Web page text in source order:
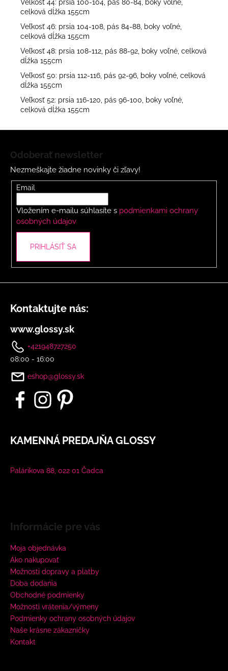
Veľkosť 44: prsia 100-104, pás 80-84, boky voľné,
celková dĺžka 155cm
Veľkosť 46: prsia 104-108, pás 84-88, boky voľné,
celková dĺžka 155cm
Veľkosť 48: prsia 108-112, pás 88-92, boky voľné, celková
dĺžka 155cm
Veľkosť 50: prsia 112-116, pás 92-96, boky voľné, celková
dĺžka 155cm
Veľkosť 52: prsia 116-120, pás 96-100, boky voľné,
celková dĺžka 155cm
Odoberať newsletter
Nezmeškajte žiadne novinky či zľavy!
Email
Vložením e-mailu súhlasíte s podmienkami ochrany
osobných údajov
PRIHLÁSIŤ SA
Kontaktujte nás:
www.glossy.sk
+421948727250
08:00 - 16:00
eshop@glossy.sk
KAMENNÁ PREDAJŇA GLOSSY
Palárikova 88, 022 01 Čadca
Informácie pre vás
Moja objednávka
Ako nakupovať
Možnosti dopravy a platby
Doba dodania
Obchodné podmienky
Možnosti vrátenia/výmeny
Podmienky ochrany osobných údajov
Naše krásne zákazníčky
Kontakt